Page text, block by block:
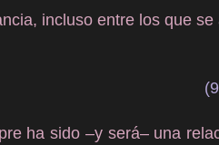
incluso entre los que se
ha sido –y será– una